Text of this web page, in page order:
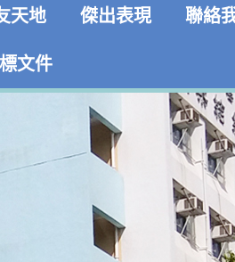
天地 傑出表現 聯絡
文件